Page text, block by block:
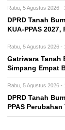
Rabu, 5 Agustus 2026 -
DPRD Tanah
KUA-PPAS
Rabu, 5 Agustus 2026 -
Gatriwara Tanah
Simpang Empat
Rabu, 5 Agustus 2026 -
DPRD Tanah
PPAS